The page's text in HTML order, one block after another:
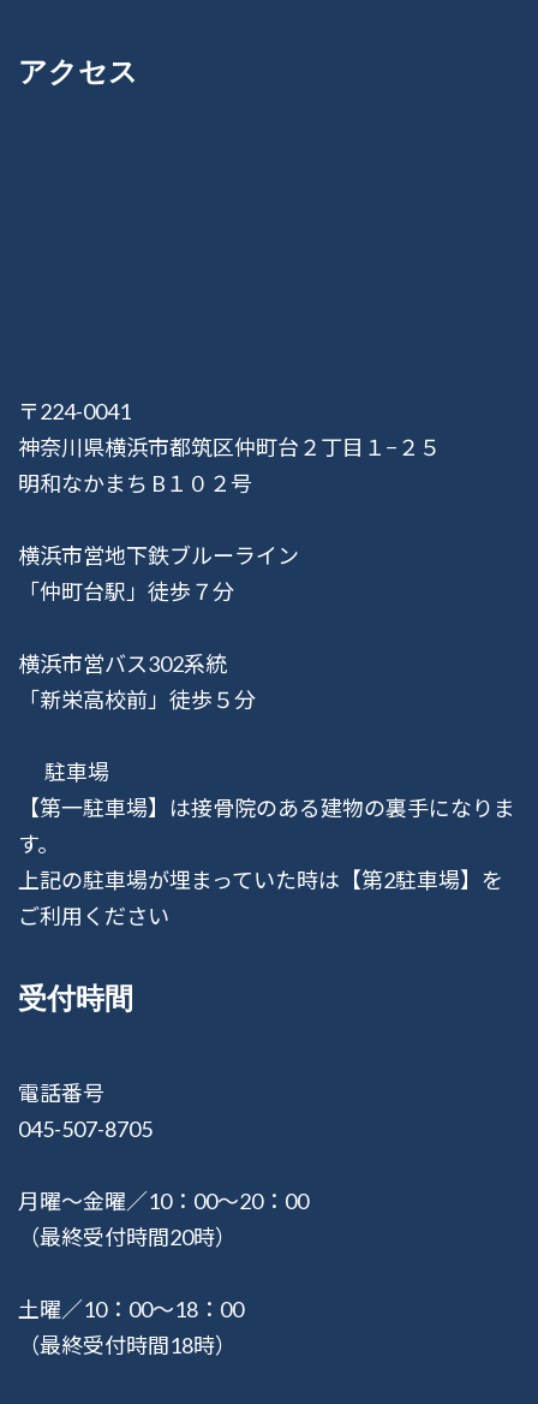
アクセス
〒224-0041
神奈川県横浜市都筑区仲町台２丁目１−２５
明和なかまち B１０２号
横浜市営地下鉄ブルーライン
「仲町台駅」徒歩７分
横浜市営バス302系統
「新栄高校前」徒歩５分
駐車場
【第一駐車場】は接骨院のある建物の裏手になりま
す。
上記の駐車場が埋まっていた時は【第2駐車場】を
ご利用ください
受付時間
電話番号
045-507-8705
月曜〜金曜／10：00〜20：00
（最終受付時間20時）
土曜／10：00〜18：00
（最終受付時間18時）